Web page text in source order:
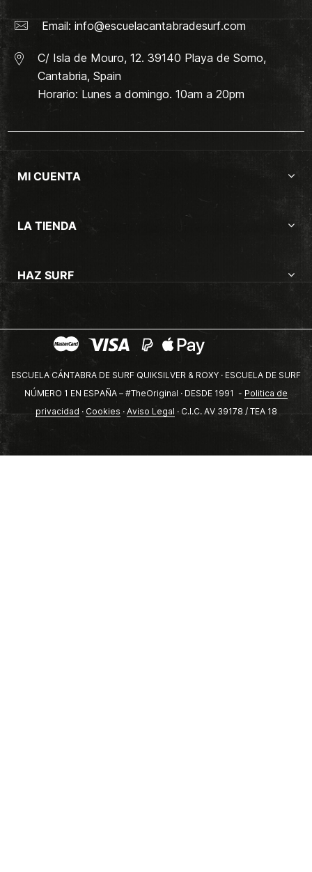
Email: info@escuelacantabradesurf.com
C/ Isla de Mouro, 12. 39140 Playa de Somo,
Cantabria, Spain
Horario: Lunes a domingo. 10am a 20pm
MI CUENTA
LA TIENDA
HAZ SURF
ESCUELA CÁNTABRA DE SURF QUIKSILVER & ROXY · ESCUELA DE SURF
NÚMERO 1 EN ESPAÑA – #TheOriginal · DESDE 1991 - Politica de
privacidad · Cookies · Aviso Legal · C.I.C. AV 39178 / TEA 18